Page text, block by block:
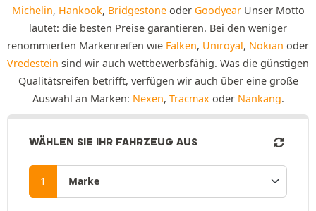
Michelin, Hankook, Bridgestoneoder GoodyearUnser Motto
lautet: die besten Preise garantieren. Bei den weniger
renommierten Markenreifen wie Falken, Uniroyal, Nokian oder
Vredestein sind wir auch wettbewerbsfähig. Was die günstigen
Qualitätsreifen betrifft, verfügen wir auch über eine große
Auswahl an Marken: Nexen, Tracmax oder Nankang.
WÄHLEN SIE IHR FAHRZEUG AUS